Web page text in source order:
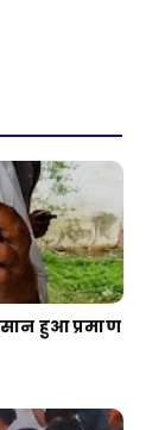
हुआ प्रमाण